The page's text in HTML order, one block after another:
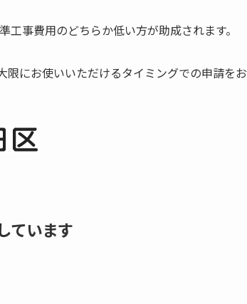
事費用のどちらか低い方が助成されます。
限にお使いいただけるタイミングでの申請をお
ています